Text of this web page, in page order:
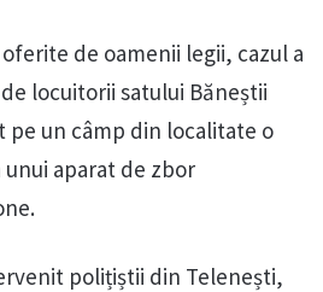
de oamenii legii, cazul a
locuitorii satului Băneștii
pe un câmp din localitate o
aparat de zbor
polițiștii din Telenești,